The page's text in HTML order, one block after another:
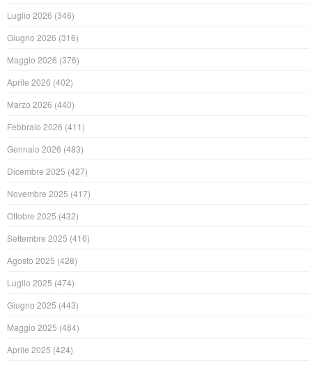
Luglio 2026 (346)
Giugno 2026 (316)
Maggio 2026 (376)
Aprile 2026 (402)
Marzo 2026 (440)
Febbraio 2026 (411)
Gennaio 2026 (483)
Dicembre 2025 (427)
Novembre 2025 (417)
Ottobre 2025 (432)
Settembre 2025 (416)
Agosto 2025 (428)
Luglio 2025 (474)
Giugno 2025 (443)
Maggio 2025 (484)
Aprile 2025 (424)